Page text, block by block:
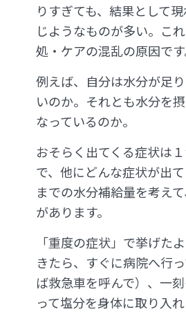
りすぎても、結果として
じようなものが多い。こ
処・ケアの混乱の原因です
例えば、自分は水分が足
いのか。それとも水分を
なっているのか。
おそらく出てくる症状は
で、他にどんな症状が出
までの水分補給量を考え
があります。
「重度の症状」で挙げた
きたら、すぐに病院へ行
ば救急車を呼んで）、一
って塩分を身体に取り入